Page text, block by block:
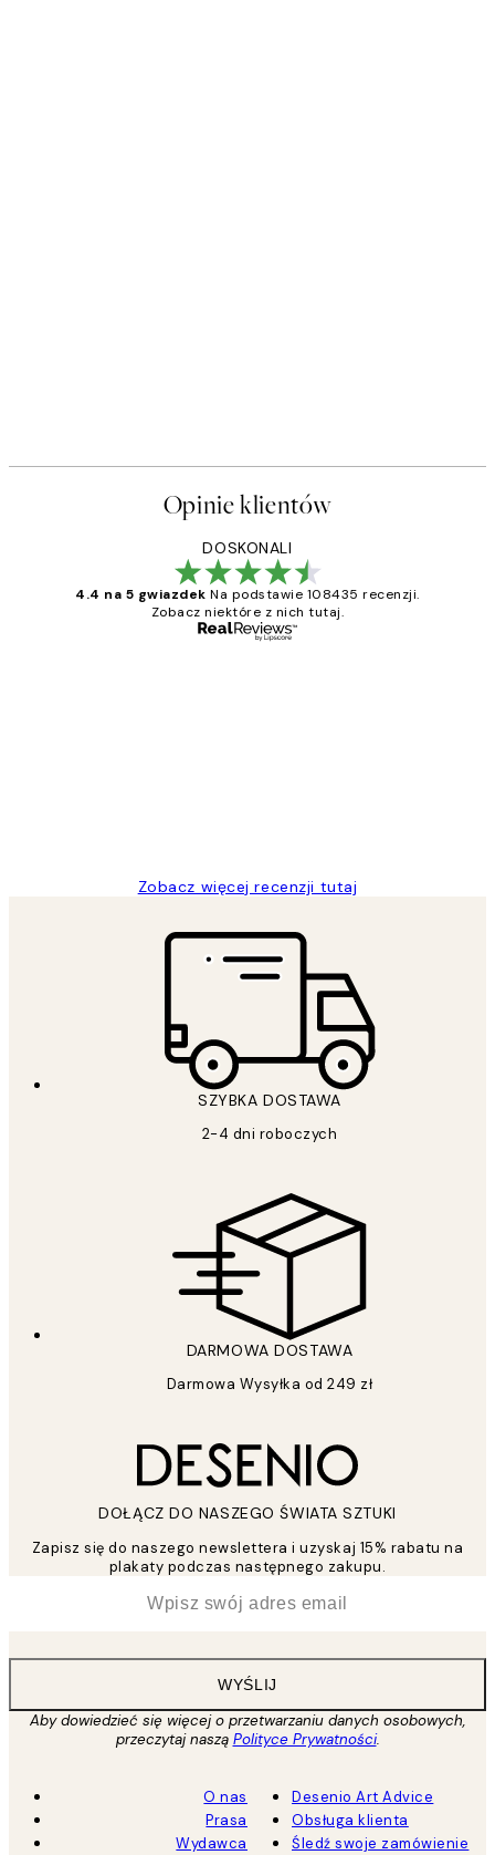
Opinie klientów
DOSKONALI
4.4 na 5 gwiazdek Na podstawie 108435 recenzji.
Zobacz niektóre z nich tutaj.
Zobacz więcej recenzji tutaj
SZYBKA DOSTAWA
2-4 dni roboczych
DARMOWA DOSTAWA
Darmowa Wysyłka od 249 zł
DOŁĄCZ DO NASZEGO ŚWIATA SZTUKI
Zapisz się do naszego newslettera i uzyskaj 15% rabatu na
plakaty podczas następnego zakupu.
WYŚLIJ
Aby dowiedzieć się więcej o przetwarzaniu danych osobowych,
przeczytaj naszą Polityce Prywatności.
O nas
Prasa
Wydawca
Desenio Art Advice
Obsługa klienta
Śledź swoje zamówienie